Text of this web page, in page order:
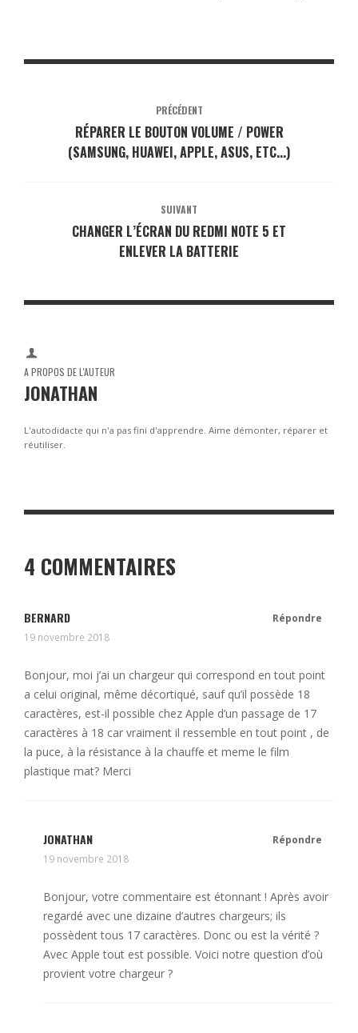
PRÉCÉDENT
RÉPARER LE BOUTON VOLUME / POWER
(SAMSUNG, HUAWEI, APPLE, ASUS, ETC...)
SUIVANT
CHANGER L’ÉCRAN DU REDMI NOTE 5 ET
ENLEVER LA BATTERIE
A PROPOS DE L'AUTEUR
JONATHAN
L'autodidacte qui n'a pas fini d'apprendre. Aime démonter, réparer et
réutiliser.
4 COMMENTAIRES
BERNARD
19 novembre 2018
Répondre
Bonjour, moi j’ai un chargeur qui correspond en tout point
a celui original, même décortiqué, sauf qu’il possède 18
caractères, est-il possible chez Apple d’un passage de 17
caractères à 18 car vraiment il ressemble en tout point , de
la puce, à la résistance à la chauffe et meme le film
plastique mat? Merci
JONATHAN
19 novembre 2018
Répondre
Bonjour, votre commentaire est étonnant ! Après avoir
regardé avec une dizaine d’autres chargeurs; ils
possèdent tous 17 caractères. Donc ou est la vérité ?
Avec Apple tout est possible. Voici notre question d’où
provient votre chargeur ?